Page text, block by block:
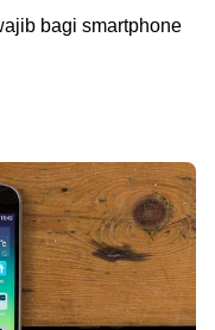
bagi smartphone